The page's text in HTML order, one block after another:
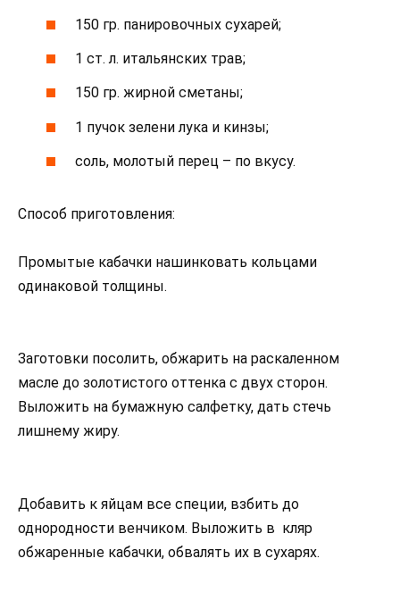
150 гр. панировочных сухарей;
1 ст. л. итальянских трав;
150 гр. жирной сметаны;
1 пучок зелени лука и кинзы;
соль, молотый перец – по вкусу.
Способ приготовления:
Промытые кабачки нашинковать кольцами
одинаковой толщины.
Заготовки посолить, обжарить на раскаленном
масле до золотистого оттенка с двух сторон.
Выложить на бумажную салфетку, дать стечь
лишнему жиру.
Добавить к яйцам все специи, взбить до
однородности венчиком. Выложить в кляр
обжаренные кабачки, обвалять их в сухарях.